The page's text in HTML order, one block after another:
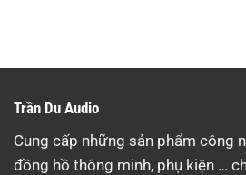
Trần Du Audio
Cung cấp những sản phẩm công
đồng hồ thông minh, phụ kiện …